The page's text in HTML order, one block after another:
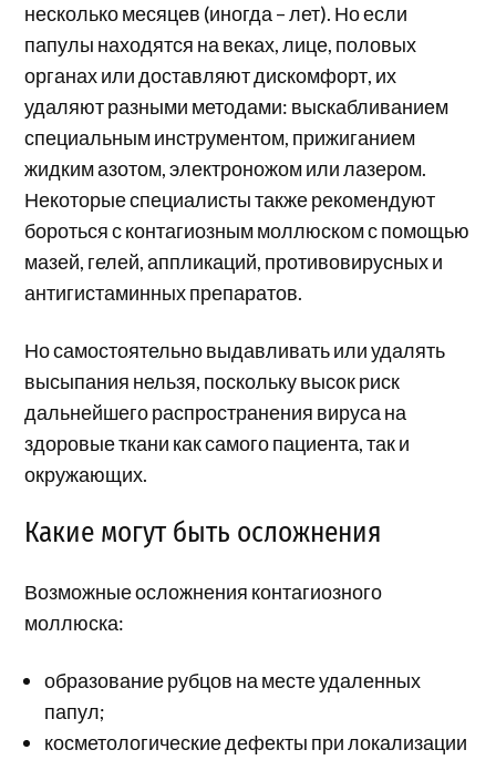
несколько месяцев (иногда – лет). Но если
папулы находятся на веках, лице, половых
органах или доставляют дискомфорт, их
удаляют разными методами: выскабливанием
специальным инструментом, прижиганием
жидким азотом, электроножом или лазером.
Некоторые специалисты также рекомендуют
бороться с контагиозным моллюском с помощью
мазей, гелей, аппликаций, противовирусных и
антигистаминных препаратов.
Но самостоятельно выдавливать или удалять
высыпания нельзя, поскольку высок риск
дальнейшего распространения вируса на
здоровые ткани как самого пациента, так и
окружающих.
Какие могут быть осложнения
Возможные осложнения контагиозного
моллюска:
образование рубцов на месте удаленных
папул;
косметологические дефекты при локализации